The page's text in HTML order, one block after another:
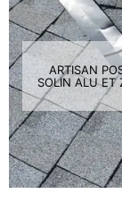
ARTISAN
SOLIN ALU ET